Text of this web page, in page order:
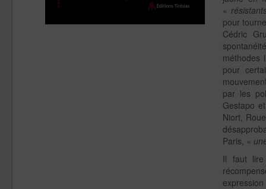
«
pour
Cédric
méthodes
pour
par les
Gestapo
Niort,
Paris, «
Il faut